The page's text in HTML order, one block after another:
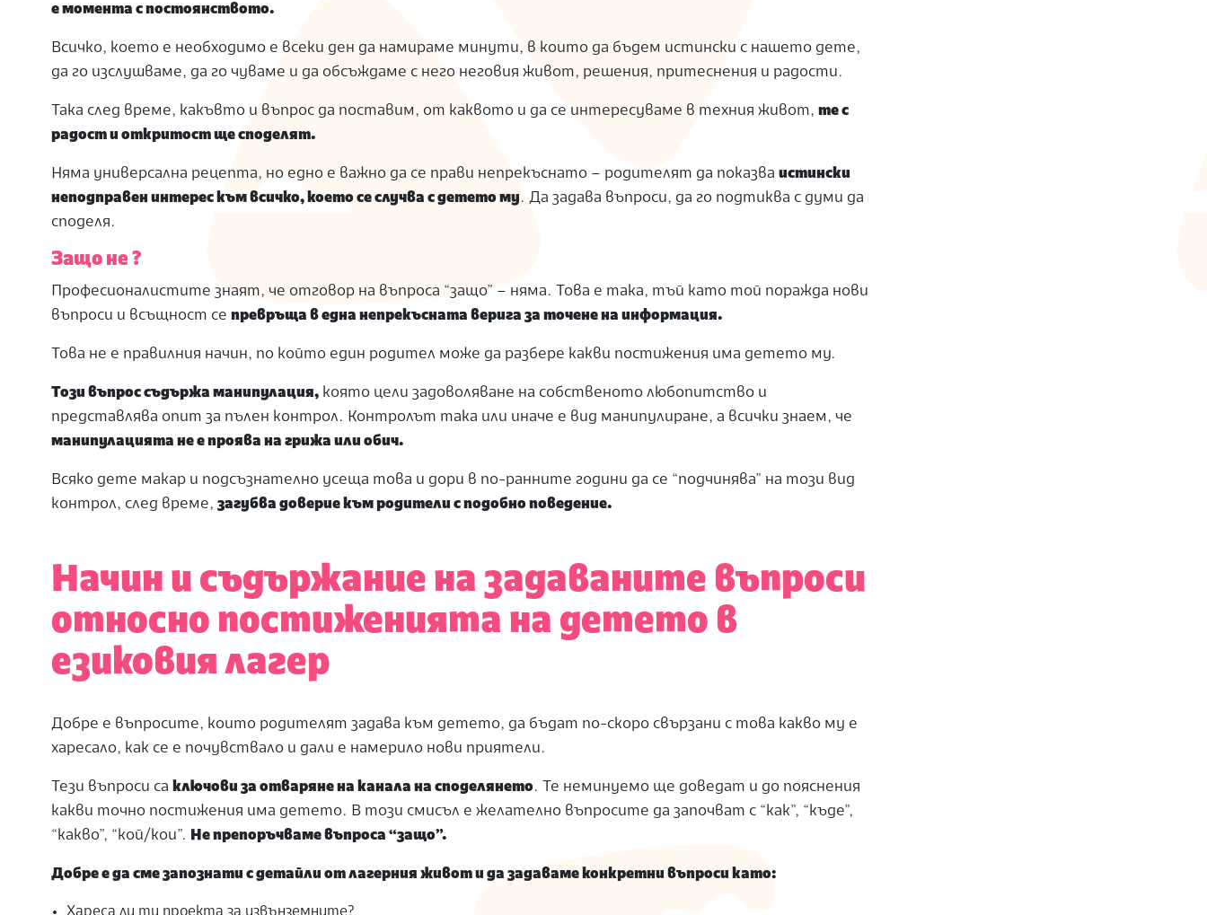
е момента с постоянството.
Всичко, което е необходимо е всеки ден да намираме минути, в които да бъдем истински с нашето дете,
да го изслушваме, да го чуваме и да обсъждаме с него неговия живот, решения, притеснения и радости.
Така след време, какъвто и въпрос да поставим, от каквото и да се интересуваме в техния живот, те с
радост и откритост ще споделят.
Няма универсална рецепта, но едно е важно да се прави непрекъснато – родителят да показва истински
неподправен интерес към всичко, което се случва с детето му. Да задава въпроси, да го подтиква с думи да
споделя.
Защо не ?
Професионалистите знаят, че отговор на въпроса “защо” – няма. Това е така, тъй като той поражда нови
въпроси и всъщност се превръща в една непрекъсната верига за точене на информация.
Това не е правилния начин, по който един родител може да разбере какви постижения има детето му.
Този въпрос съдържа манипулация, която цели задоволяване на собственото любопитство и
представлява опит за пълен контрол. Контролът така или иначе е вид манипулиране, а всички знаем, че
манипулацията не е проява на грижа или обич.
Всяко дете макар и подсъзнателно усеща това и дори в по-ранните години да се “подчинява” на този вид
контрол, след време, загубва доверие към родители с подобно поведение.
Начин и съдържание на задаваните въпроси
относно постиженията на детето в
езиковия лагер
Добре е въпросите, които родителят задава към детето, да бъдат по-скоро свързани с това какво му е
харесало, как се е почувствало и дали е намерило нови приятели.
Тези въпроси са ключови за отваряне на канала на споделянето. Те неминуемо ще доведат и до пояснения
какви точно постижения има детето. В този смисъл е желателно въпросите да започват с “как”, “къде”,
“какво”, “кой/кои”. Не препоръчваме въпроса “защо”.
Добре е да сме запознати с детайли от лагерния живот и да задаваме конкретни въпроси като:
Хареса ли ти проекта за извънземните?